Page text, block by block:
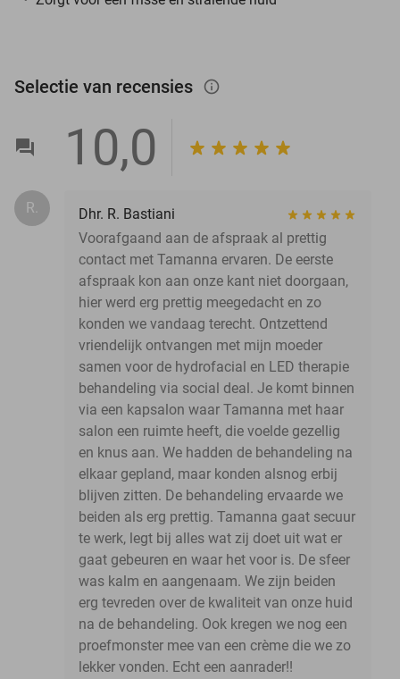
Selectie van recensies info_outlined
10,0
R.
Dhr. R. Bastiani
Voorafgaand aan de afspraak al prettig
contact met Tamanna ervaren. De eerste
afspraak kon aan onze kant niet doorgaan,
hier werd erg prettig meegedacht en zo
konden we vandaag terecht. Ontzettend
vriendelijk ontvangen met mijn moeder
samen voor de hydrofacial en LED therapie
behandeling via social deal. Je komt binnen
via een kapsalon waar Tamanna met haar
salon een ruimte heeft, die voelde gezellig
en knus aan. We hadden de behandeling na
elkaar gepland, maar konden alsnog erbij
blijven zitten. De behandeling ervaarde we
beiden als erg prettig. Tamanna gaat secuur
te werk, legt bij alles wat zij doet uit wat er
gaat gebeuren en waar het voor is. De sfeer
was kalm en aangenaam. We zijn beiden
erg tevreden over de kwaliteit van onze huid
na de behandeling. Ook kregen we nog een
proefmonster mee van een crème die we zo
lekker vonden. Echt een aanrader!!